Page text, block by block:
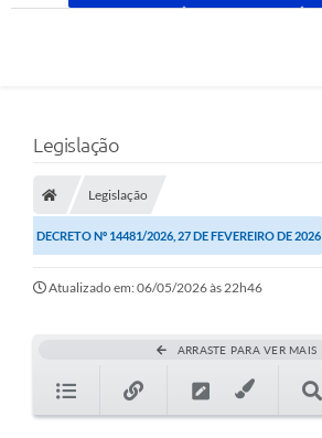
Legislação
Legislação
DECRETO Nº 14481/2026, 27 DE FEVEREIRO DE 2026
Atualizado em: 06/05/2026 às 22h46
ARRASTE PARA VER MAIS